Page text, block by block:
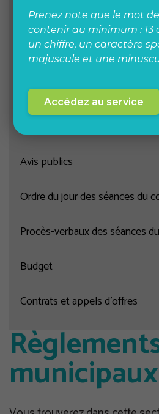
Élections municipales 2025
Mot du maire
Emplois et bénévolat
Avis publics
Ordre du jour des séances du
Procès-verbaux des séances
Budget
Contrats et appels d'offres
municipaux
Prenez note que le mot
contenir au minimum : 13
un chiffre, un caractère
majuscule et une
Accédez au service